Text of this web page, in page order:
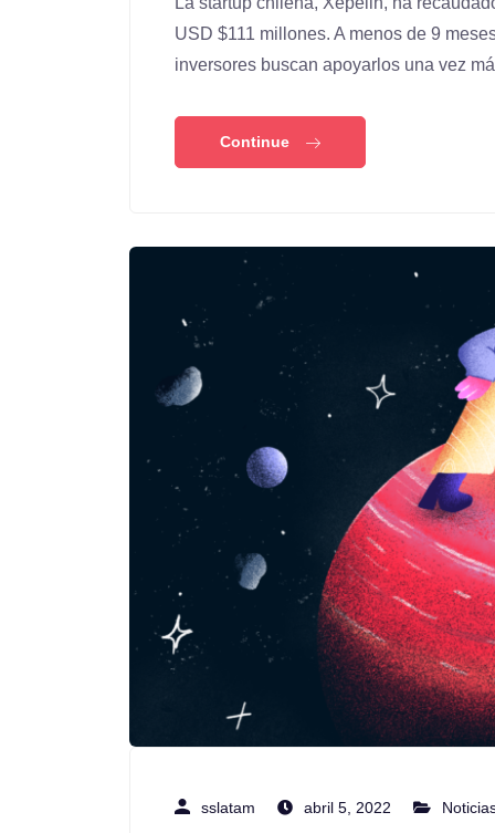
USD $111 millones. A menos de 9
inversores buscan apoyarlos una vez
Continue
sslatam abril 5, 2022